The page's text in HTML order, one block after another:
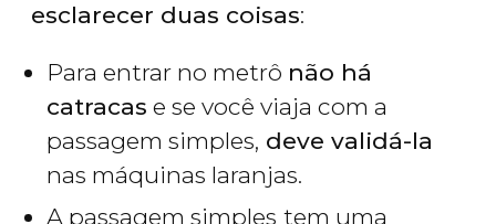
esclarecer duas coisas:
Para entrar no metrô não há
catracas e se você viaja com a
passagem simples, deve validá-la
nas máquinas laranjas.
A passagem simples tem uma